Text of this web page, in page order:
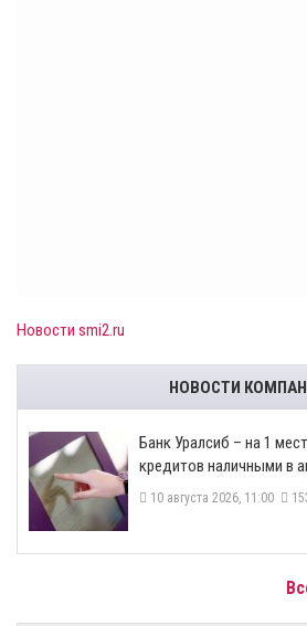
Новости smi2.ru
НОВОСТИ
Банк Уралсиб – на 1
кредитов наличными в
10 августа 2026, 11:00